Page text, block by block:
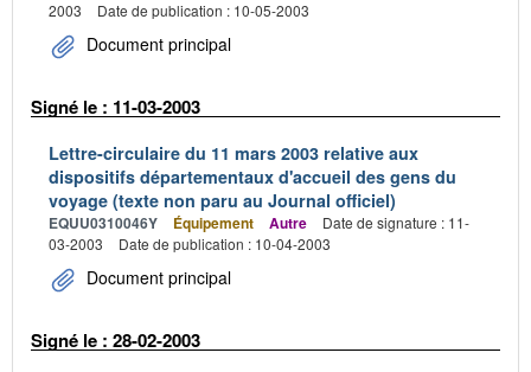
2003
Date de publication : 10-05-2003
Document principal
Signé le : 11-03-2003
Lettre-circulaire du 11 mars 2003 relative aux
dispositifs départementaux d'accueil des gens du
voyage (texte non paru au Journal officiel)
EQUU0310046Y Équipement Autre
Date de signature : 11-
03-2003
Date de publication : 10-04-2003
Document principal
Signé le : 28-02-2003